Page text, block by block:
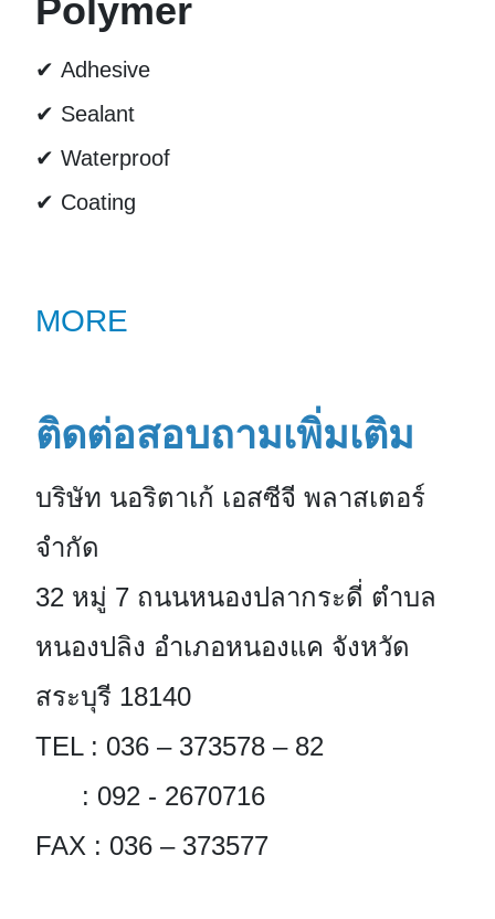
Polymer
✔ Adhesive
✔ Sealant
✔ Waterproof
✔ Coating
MORE
ติดต่อสอบถามเพิ่มเติม
บริษัท นอริตาเก้ เอสซีจี พลาสเตอร์
จํากัด
32 หมู่ 7 ถนนหนองปลากระดี่ ตำบล
หนองปลิง อำเภอหนองแค จังหวัด
สระบุรี 18140
TEL : 036 – 373578 – 82
: 092 - 2670716
FAX : 036 – 373577